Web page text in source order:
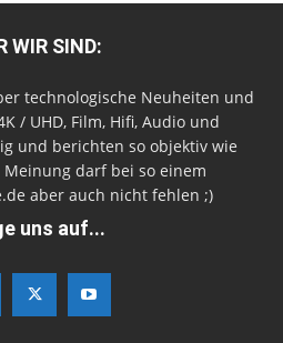
WIR SIND:
technologische Neuheiten und
/ UHD, Film, Hifi, Audio und
und berichten so objektiv wie
darf bei so einem
aber auch nicht fehlen ;)
uns auf...